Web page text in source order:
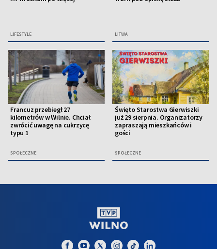
LIFESTYLE LITWA
Francuz przebiegł 27
kilometrów w Wilnie. Chciał
zwrócić uwagę na cukrzycę
typu 1
SPOŁECZNE
Święto Starostwa Gierwiszki
już 29 sierpnia. Organizatorzy
zapraszają mieszkańców i
gości
SPOŁECZNE